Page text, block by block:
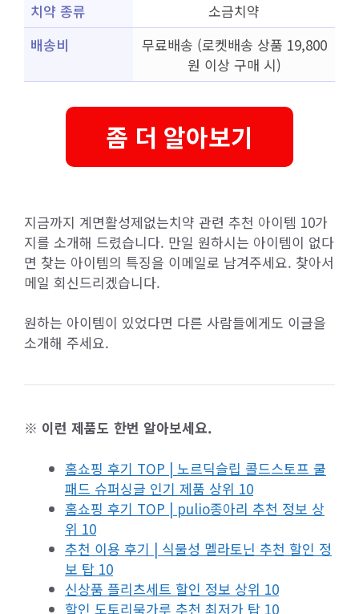
치약 종류
소금치약
배송비
무료배송 (로켓배송 상품 19,800
원 이상 구매 시)
좀 더 알아보기
지금까지 계면활성제없는치약 관련 추천 아이템 10가
지를 소개해 드렸습니다. 만일 원하시는 아이템이 없다
면 찾는 아이템의 특징을 이메일로 남겨주세요. 찾아서
메일 회신드리겠습니다.
원하는 아이템이 있었다면 다른 사람들에게도 이글을
소개해 주세요.
※ 이런 제품도 한번 알아보세요.
홈쇼핑 후기 TOP | 노르딕슬립 콜드스토프 쿨
패드 슈퍼싱글 인기 제품 상위 10
홈쇼핑 후기 TOP | pulio종아리 추천 정보 상
위 10
추천 이용 후기 | 식물성 멜라토닌 추천 할인 정
보 탑 10
신상품 플리츠세트 할인 정보 상위 10
할인 도토리묵가루 추천 최저가 탑 10